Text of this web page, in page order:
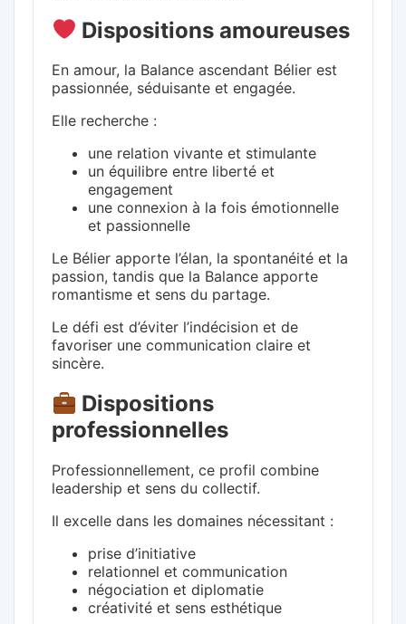
Dispositions amoureuses
En amour, la Balance ascendant Bélier est
passionnée, séduisante et engagée.
Elle recherche :
une relation vivante et stimulante
un équilibre entre liberté et
engagement
une connexion à la fois émotionnelle
et passionnelle
Le Bélier apporte l’élan, la spontanéité et la
passion, tandis que la Balance apporte
romantisme et sens du partage.
Le défi est d’éviter l’indécision et de
favoriser une communication claire et
sincère.
Dispositions
professionnelles
Professionnellement, ce profil combine
leadership et sens du collectif.
Il excelle dans les domaines nécessitant :
prise d’initiative
relationnel et communication
négociation et diplomatie
créativité et sens esthétique